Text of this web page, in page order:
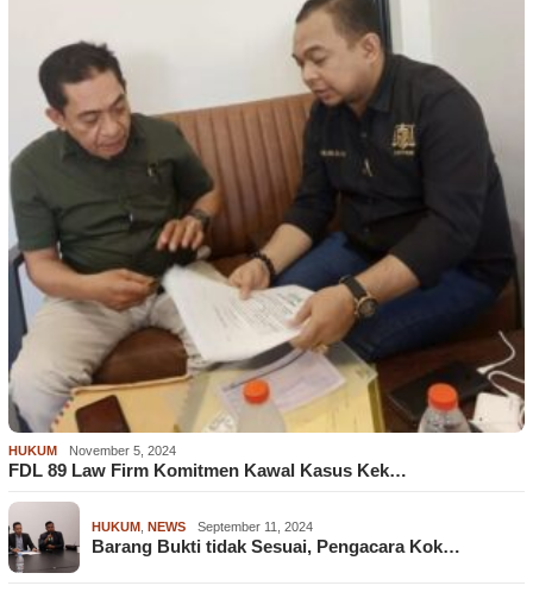
HUKUM November 5, 2024
FDL 89 Law Firm Komitmen Kawal Kasus Kek…
HUKUM NEWS September 11, 2024
Barang Bukti tidak Sesuai, Pengacara Kok…